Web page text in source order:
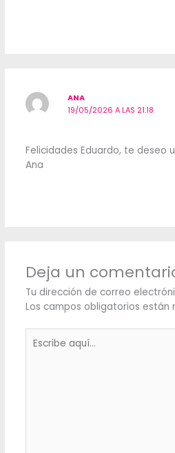
ANA
19/05/2026 A LAS 21:18
Felicidades Eduardo, te deseo
Ana
Deja un
Tu dirección de correo
Los campos obligatorios están
aquí...